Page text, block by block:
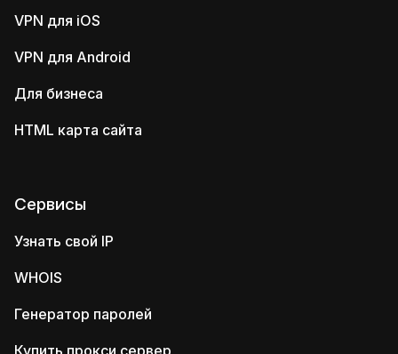
VPN для iOS
VPN для Android
Для бизнеса
HTML карта сайта
Сервисы
Узнать свой IP
WHOIS
Генератор паролей
Купить прокси сервер